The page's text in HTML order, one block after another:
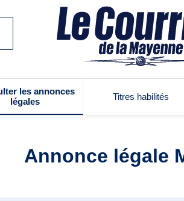
les annonces
légales
Titres habilités
Annonce légale